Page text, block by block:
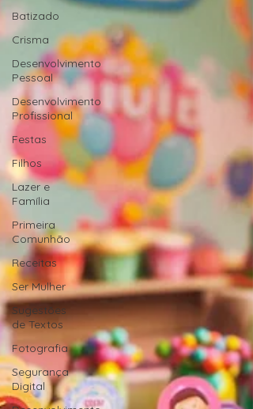
Batizado
Crisma
Desenvolvimento
Pessoal
Desenvolvimento
Profissional
Festas
Filhos
Lazer e
Família
Primeira
Comunhão
Receitas
Ser Mulher
Sugestões
de Textos
Fotografia
Segurança
Digital